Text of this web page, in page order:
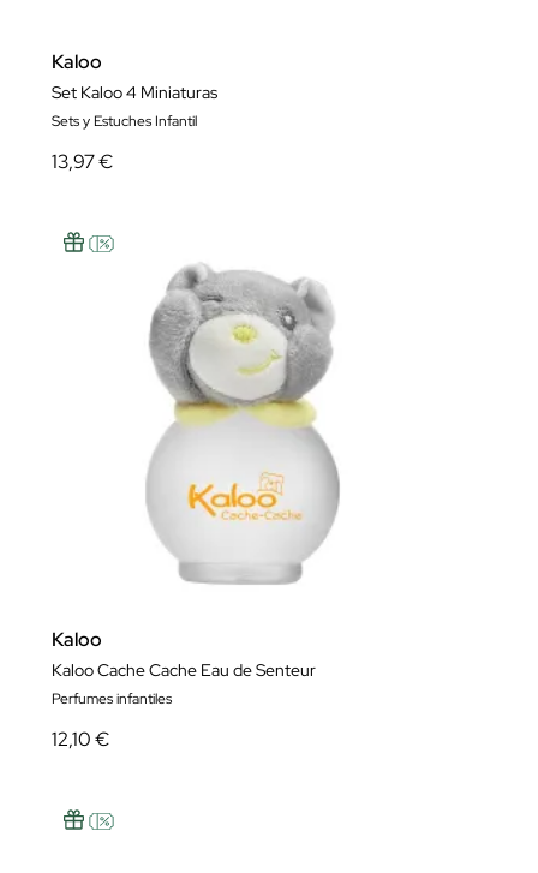
Kaloo
Set Kaloo 4 Miniaturas
Sets y Estuches Infantil
13,97 €
Kaloo
Kaloo Cache Cache Eau de Senteur
Perfumes infantiles
12,10 €